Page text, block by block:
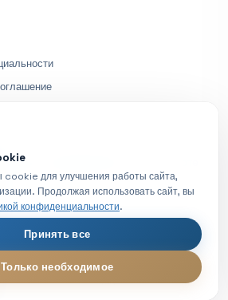
Отзывы на Яндекс Картах
- Отзывы
для улучшения работы сайта,
Продолжая использовать сайт, вы
конфиденциальности.
Принять все
Только необходимое